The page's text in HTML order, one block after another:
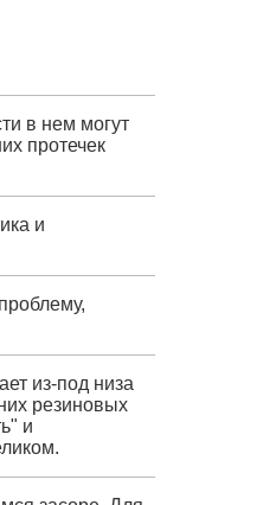
в нем могут
протечек
и
из-под низа
резиновых
и